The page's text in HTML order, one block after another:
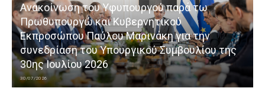
Ανακοίνωση του Υφυπουργού παρά τω
Πρωθυπουργώ και Κυβερνητικού
Εκπροσώπου Παύλου Μαρινάκη για την
συνεδρίαση του Υπουργικού Συμβουλίου της
30ης Ιουλίου 2026
30/07/2026